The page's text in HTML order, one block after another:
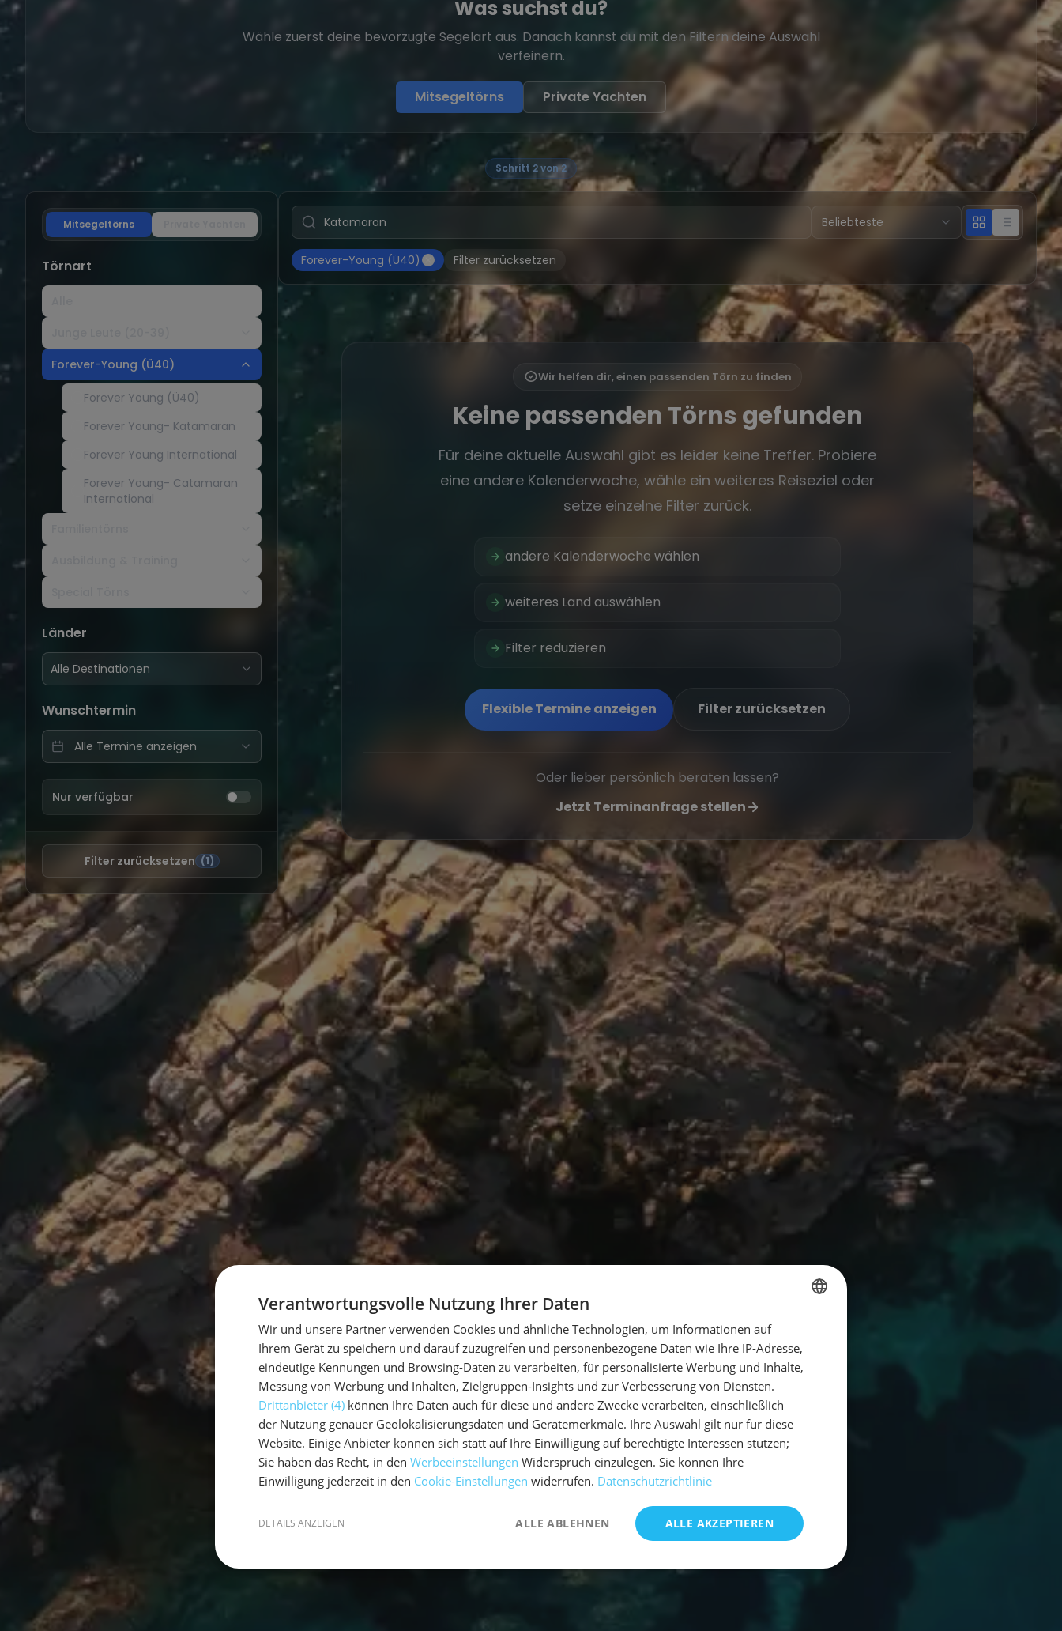
Was suchst du?
Wähle zuerst deine bevorzugte Segelart aus. Danach kannst du mit den Filtern deine Auswahl
verfeinern.
Mitsegeltörns Private Yachten
Schritt 2 von 2
Mitsegeltörns
Törnart
Forever-Young (Ü40)
Forever Young (Ü40)
Forever Young- Katamaran
Forever Young International
Forever Young- Catamaran
International
Länder
Alle Destinationen
Wunschtermin
Nur verfügbar
Filter zurücksetzen (1)
Forever-Young (Ü40) Filter zurücksetzen
Wir helfen dir, einen passenden Törn zu finden
Keine passenden Törns gefunden
Für deine aktuelle Auswahl gibt es leider keine Treffer. Probiere
eine andere Kalenderwoche, wähle ein weiteres Reiseziel oder
setze einzelne Filter zurück.
andere Kalenderwoche wählen
weiteres Land auswählen
Filter reduzieren
Flexible Termine anzeigen Filter zurücksetzen
Oder lieber persönlich beraten lassen?
Jetzt Terminanfrage stellen
GERMAN
Verantwortungsvolle Nutzung Ihrer Daten
Wir und unsere Partner verwenden Cookies und ähnliche Technologien, um Informationen auf
Ihrem Gerät zu speichern und darauf zuzugreifen und personenbezogene Daten wie Ihre IP-Adresse,
eindeutige Kennungen und Browsing-Daten zu verarbeiten, für personalisierte Werbung und Inhalte,
Messung von Werbung und Inhalten, Zielgruppen-Insights und zur Verbesserung von Diensten.
Drittanbieter (4) können Ihre Daten auch für diese und andere Zwecke verarbeiten, einschließlich
der Nutzung genauer Geolokalisierungsdaten und Gerätemerkmale. Ihre Auswahl gilt nur für diese
Website. Einige Anbieter können sich statt auf Ihre Einwilligung auf berechtigte Interessen stützen;
Sie haben das Recht, in den Werbeeinstellungen Widerspruch einzulegen. Sie können Ihre
Einwilligung jederzeit in den Cookie-Einstellungen widerrufen. Datenschutzrichtlinie
ALLE AKZEPTIEREN
ALLE ABLEHNEN
DETAILS ANZEIGEN